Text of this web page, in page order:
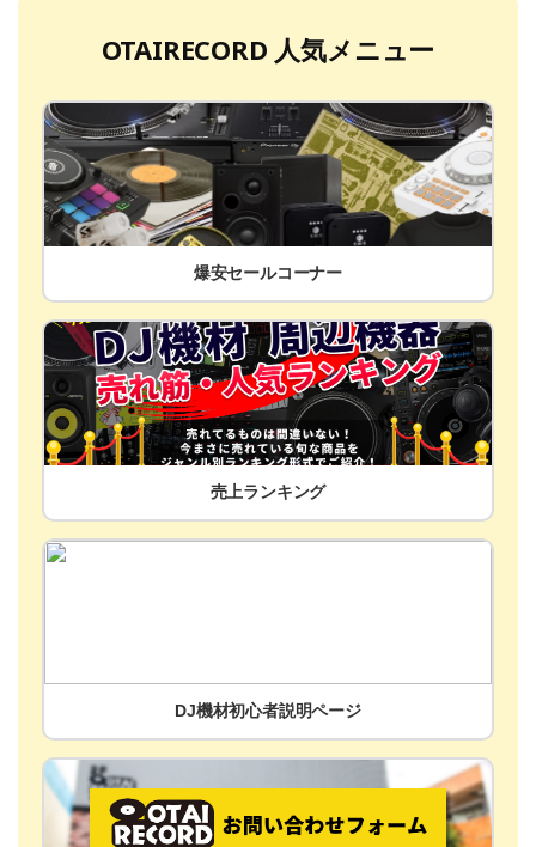
OTAIRECORD 人気メニュー
爆安セールコーナー
売上ランキング
DJ機材初心者説明ページ